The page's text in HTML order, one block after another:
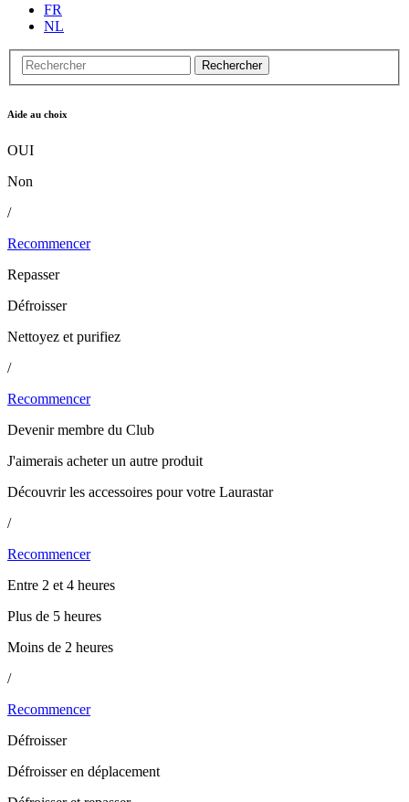
FR
NL
Rechercher
Aide au choix
OUI
Non
/
Recommencer
Repasser
Défroisser
Nettoyez et purifiez
/
Recommencer
Devenir membre du Club
J'aimerais acheter un autre produit
Découvrir les accessoires pour votre Laurastar
/
Recommencer
Entre 2 et 4 heures
Plus de 5 heures
Moins de 2 heures
/
Recommencer
Défroisser
Défroisser en déplacement